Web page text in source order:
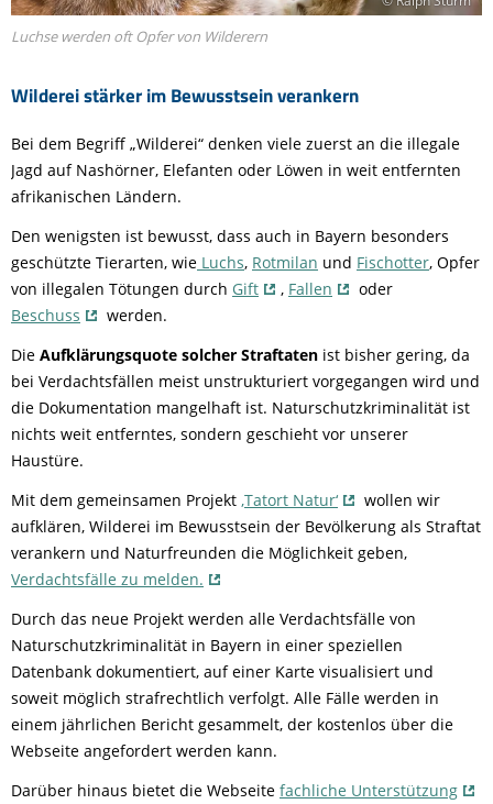
Wilderei stärker im Bewusstsein verankern
Luchse werden oft Opfer von Wilderern
Bei dem Begriff „Wilderei“ denken viele zuerst an die illegale
Jagd auf Nashörner, Elefanten oder Löwen in weit entfernten
afrikanischen Ländern.
Den wenigsten ist bewusst, dass auch in Bayern besonders
geschützte Tierarten, wie Luchs, Rotmilan und Fischotter, Opfer
von illegalen Tötungen durch Gift , Fallen
oder
Beschuss
werden.
Die Aufklärungsquote solcher Straftaten ist bisher gering, da
bei Verdachtsfällen meist unstrukturiert vorgegangen wird und
die Dokumentation mangelhaft ist. Naturschutzkriminalität ist
nichts weit entferntes, sondern geschieht vor unserer
Haustüre.
Mit dem gemeinsamen Projekt ‚Tatort Natur‘
wollen wir
aufklären, Wilderei im Bewusstsein der Bevölkerung als Straftat
verankern und Naturfreunden die Möglichkeit geben,
Verdachtsfälle zu melden.
Durch das neue Projekt werden alle Verdachtsfälle von
Naturschutzkriminalität in Bayern in einer speziellen
Datenbank dokumentiert, auf einer Karte visualisiert und
soweit möglich strafrechtlich verfolgt. Alle Fälle werden in
einem jährlichen Bericht gesammelt, der kostenlos über die
Webseite angefordert werden kann.
Darüber hinaus bietet die Webseite fachliche Unterstützung